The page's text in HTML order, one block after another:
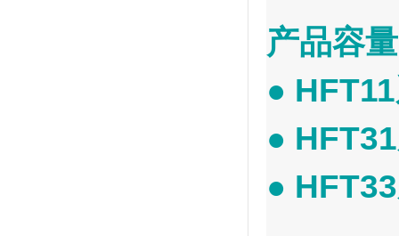
产品容
●
●
●